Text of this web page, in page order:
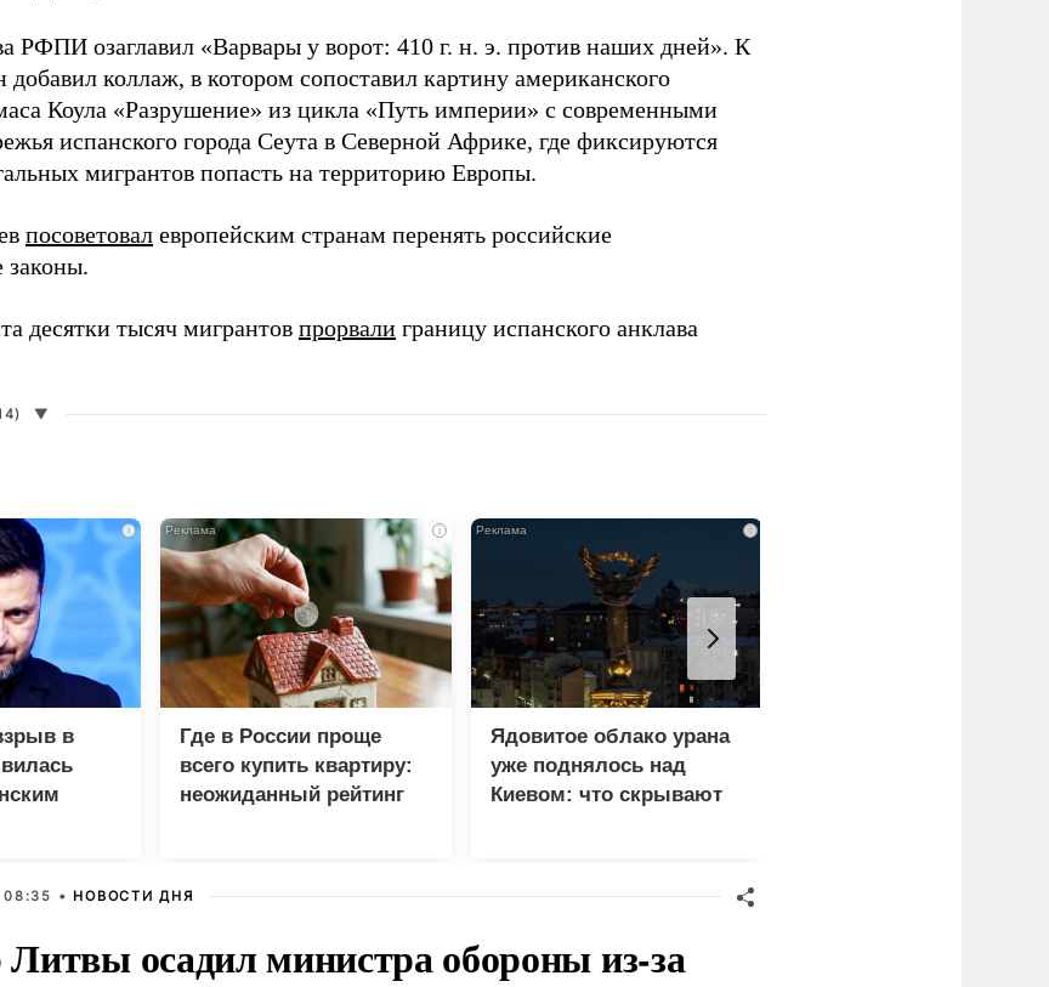
РФПИ озаглавил «Варвары у ворот: 410 г. н. э. против наших дней». К
коллаж, в котором сопоставил картину американского
Коула «Разрушение» из цикла «Путь империи» с современными
испанского города Сеута в Северной Африке, где фиксируются
мигрантов попасть на территорию Европы.
посоветовал европейским странам перенять российские
десятки тысяч мигрантов прорвали границу испанского анклава
▼
i
в
i
Где в России проще
всего купить квартиру:
неожиданный рейтинг
i
Ядовитое облако урана
уже поднялось над
Киевом: что скрывают
• НОВОСТИ ДНЯ
осадил министра обороны из-за